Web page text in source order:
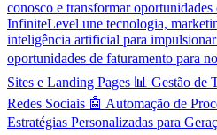
conosco e transformar
InfiniteLevel une tecnologia,
inteligência artificial para
oportunidades de faturamento para
Sites e Landing Pages 📊 Gestão de
Redes Sociais 🤖 Automação de
Estratégias Personalizadas para